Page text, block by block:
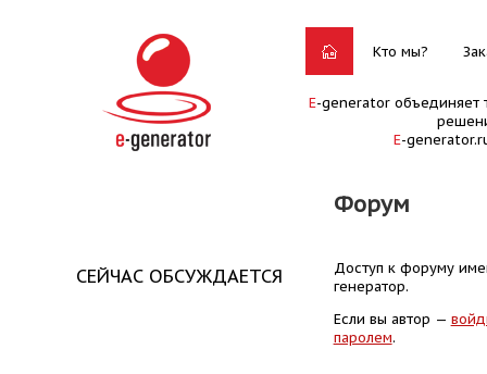
Кто мы?
E-generator объединяет
E-
Форум
СЕЙЧАС ОБСУЖДАЕТСЯ
Доступ к форуму
генератор.
Если вы автор —
паролем.